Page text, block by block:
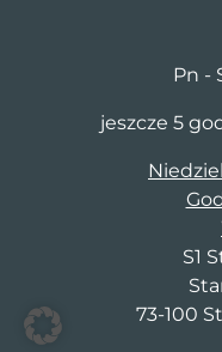
Pn -
jeszcze 5
S1
73-100